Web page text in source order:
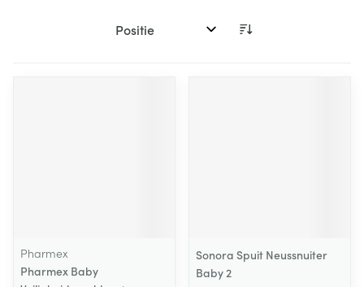
Sorteer op:
Pharmex
Pharmex Baby
Sonora Spuit Neussnuiter
Baby 2